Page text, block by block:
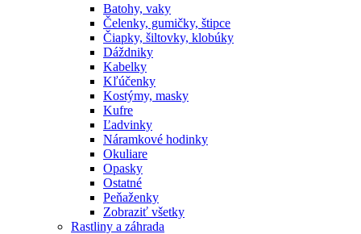
Batohy, vaky
Čelenky, gumičky, štipce
Čiapky, šiltovky, klobúky
Dáždniky
Kabelky
Kľúčenky
Kostýmy, masky
Kufre
Ľadvinky
Náramkové hodinky
Okuliare
Opasky
Ostatné
Peňaženky
Zobraziť všetky
Rastliny a záhrada